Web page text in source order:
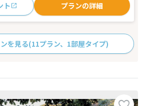
ト プランの詳細
を見る(11プラン、1部屋タイプ)